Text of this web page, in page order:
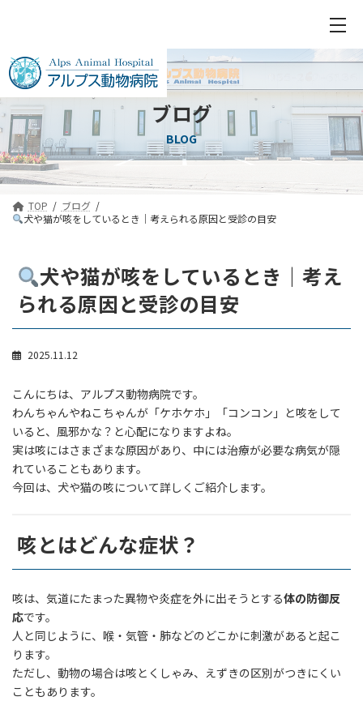
ブログ
BLOG
TOP
ブログ
犬や猫が咳をしているとき｜考えられる原因と受診の目安
犬や猫が咳をしているとき｜考え
られる原因と受診の目安
2025.11.12
こんにちは、アルプス動物病院です。
わんちゃんやねこちゃんが「ケホケホ」「コンコン」と咳をして
いると、風邪かな？と心配になりますよね。
実は咳にはさまざまな原因があり、中には治療が必要な病気が隠
れていることもあります。
今回は、犬や猫の咳について詳しくご紹介します。
咳とはどんな症状？
咳は、気道にたまった異物や炎症を外に出そうとする体の防御反
応です。
人と同じように、喉・気管・肺などのどこかに刺激があると起こ
ります。
ただし、動物の場合は咳とくしゃみ、えずきの区別がつきにくい
こともあります。